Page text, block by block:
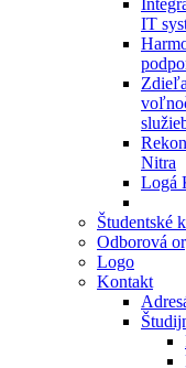
IT
Nitra
Logá
Študentské
Odborová
Logo
Kontakt